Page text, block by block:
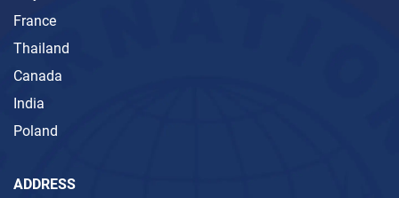
France
Thailand
Canada
India
Poland
ADDRESS